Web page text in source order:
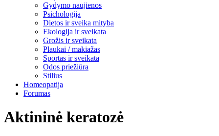
Gydymo naujienos
Psichologija
Dietos ir sveika mityba
Ekologija ir sveikata
Grožis ir sveikata
Plaukai / makiažas
Sportas ir sveikata
Odos priežiūra
Stilius
Homeopatija
Forumas
Aktininė keratozė